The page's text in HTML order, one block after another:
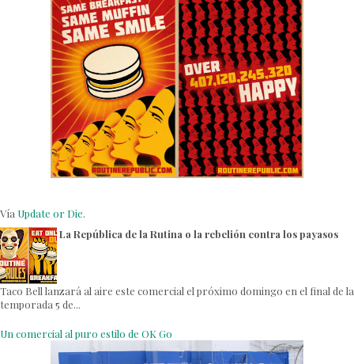
Vía Update or Die.
La República de la Rutina o la rebelión contra los payasos
Taco Bell lanzará al aire este comercial el próximo domingo en el final de la
temporada 5 de...
Un comercial al puro estilo de OK Go